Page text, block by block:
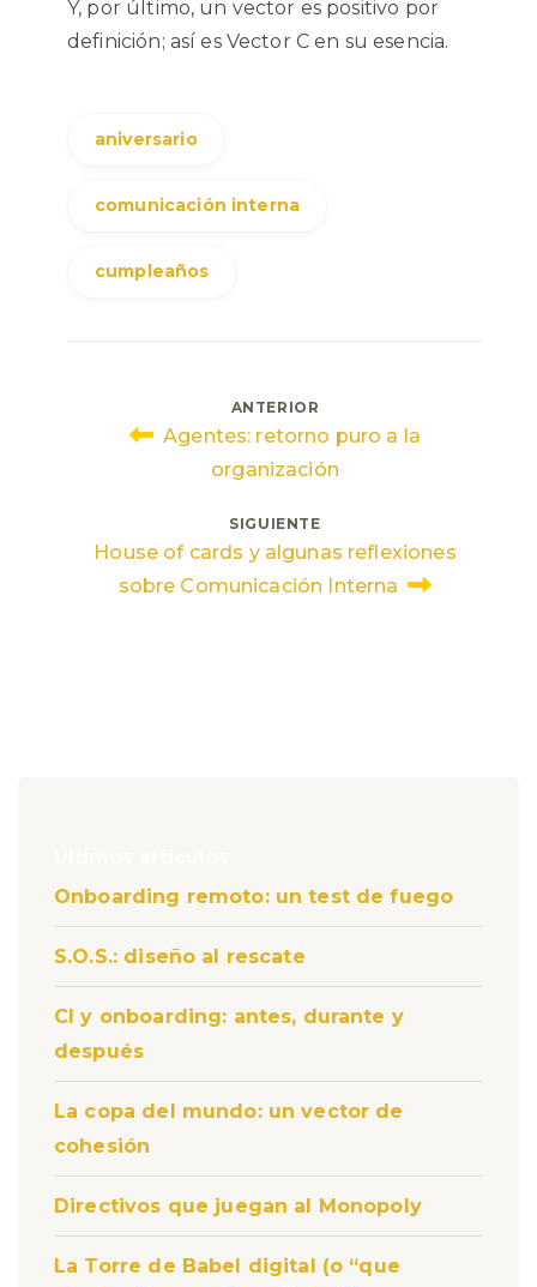
Y, por último, un vector es positivo por
definición; así es Vector C en su esencia.
aniversario
comunicación interna
cumpleaños
Navegación
entradas
ANTERIOR
Agentes: retorno puro a la
organización
SIGUIENTE
House of cards y algunas reflexiones
sobre Comunicación Interna
Onboarding remoto: un test de fuego
S.O.S.: diseño al rescate
CI y onboarding: antes, durante y
después
La copa del mundo: un vector de
cohesión
Directivos que juegan al Monopoly
La Torre de Babel digital (o “que